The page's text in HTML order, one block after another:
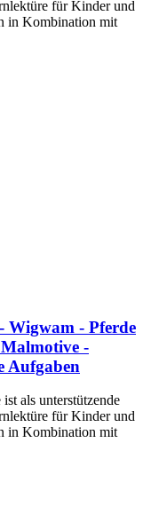
für Kinder und
in Kombination mit
- Pferde
-
Aufgaben
als unterstützende
für Kinder und
in Kombination mit